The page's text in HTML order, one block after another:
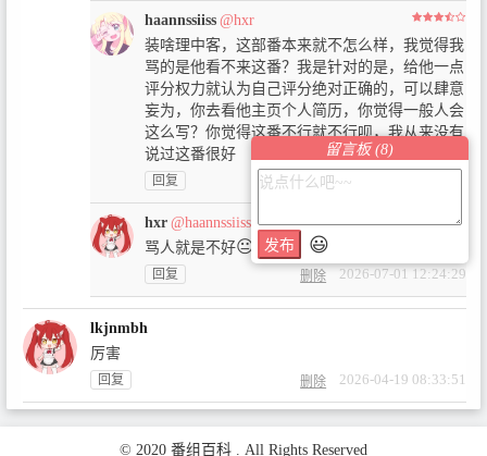
haannssiiss @hxr
装啥理中客，这部番本来就不怎么样，我觉得我
骂的是他看不来这番？我是针对的是，给他一点
评分权力就认为自己评分绝对正确的，可以肆意
妄为，你去看他主页个人简历，你觉得一般人会
这么写？你觉得这番不行就不行呗，我从来没有
说过这番很好
回复 删除 2026-06-30 16:45:23
hxr @haannssiiss
骂人就是不好😐
回复 删除 2026-07-01 12:24:29
lkjnmbh
厉害
回复 删除 2026-04-19 08:33:51
留言板 (8)
发布 😃
© 2020 番组百科 . All Rights Reserved